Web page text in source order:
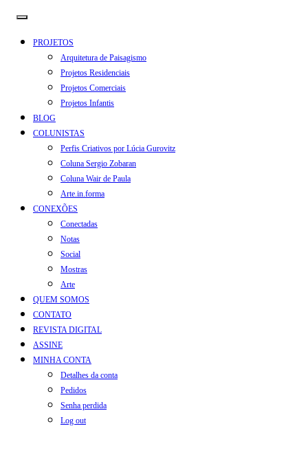
PROJETOS
Arquitetura de Paisagismo
Projetos Residenciais
Projetos Comerciais
Projetos Infantis
BLOG
COLUNISTAS
Perfis Criativos por Lúcia Gurovitz
Coluna Sergio Zobaran
Coluna Wair de Paula
Arte.in.forma
CONEXÕES
Conectadas
Notas
Social
Mostras
Arte
QUEM SOMOS
CONTATO
REVISTA DIGITAL
ASSINE
MINHA CONTA
Detalhes da conta
Pedidos
Senha perdida
Log out